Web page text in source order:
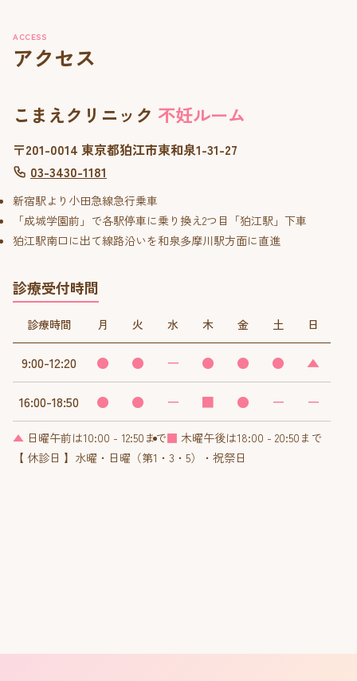
ACCESS
アクセス
こまえクリニック 不妊ルーム
〒201-0014 東京都狛江市東和泉1-31-27
03-3430-1181
新宿駅より小田急線急行乗車
「成城学園前」で各駅停車に乗り換え2つ目「狛江駅」下車
狛江駅南口に出て線路沿いを和泉多摩川駅方面に直進
診療受付時間
診療時間 月 火 水 木 金 土 日
9:00-12:20 ● ● ー ● ● ● ▲
16:00-18:50 ● ● ー ■ ● ー ー
▲ 日曜午前は10:00 - 12:50まで■ 木曜午後は18:00 - 20:50まで
【 休診日 】水曜・日曜（第1・3・5）・祝祭日